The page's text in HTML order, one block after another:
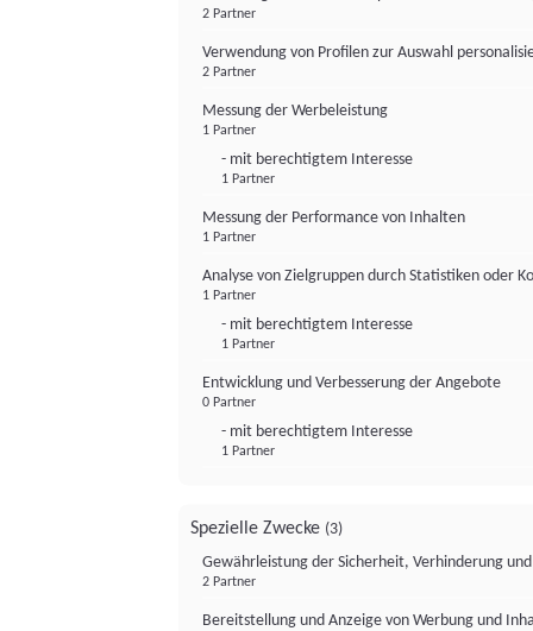
2 Partner
Verwendung von Profilen zur Auswahl
2 Partner
Messung der Werbeleistung
1 Partner
- mit berechtigtem Interesse
1 Partner
Messung der Performance von Inhalten
1 Partner
Analyse von Zielgruppen durch Statistiken oder
1 Partner
- mit berechtigtem Interesse
1 Partner
Entwicklung und Verbesserung der Angebote
0 Partner
- mit berechtigtem Interesse
1 Partner
Spezielle Zwecke (3)
Gewährleistung der Sicherheit, Verhinderung
2 Partner
Bereitstellung und Anzeige von Werbung und